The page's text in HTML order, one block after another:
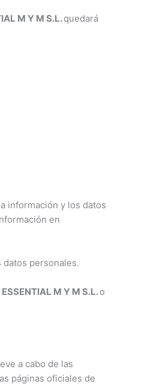
M Y M S.L.quedará
información y los datos
en
personales.
M Y M S.L.o
a cabo de las
páginas oficiales de